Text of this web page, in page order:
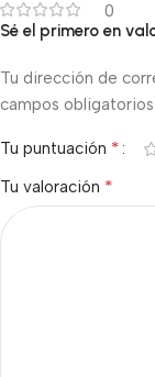
0
Sé el primero en
Tu dirección de
campos
Tu puntuación *
Tu valoración *